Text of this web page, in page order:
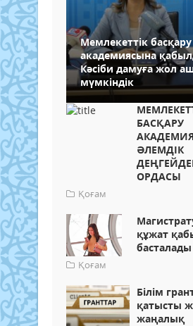
Мемлекеттік басқару
академиясына
Кәсіби дамуға жол
мүмкіндік
БАСҚАРУ
ӘЛЕМДІК
ОРДАСЫ
Қоғам
құжат
басталады
Қоғам
Білім
қатысты
жаңалық